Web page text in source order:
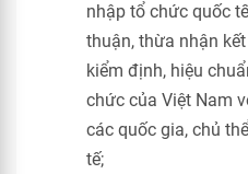
nhập tổ chức quốc
thuận, thừa nhận
kiểm định, hiệu
chức của Việt Nam
các quốc gia, chủ
tế;